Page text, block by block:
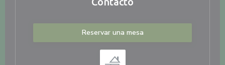
Reservar una mesa